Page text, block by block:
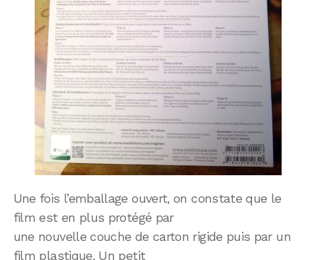
Une fois l’emballage ouvert, on constate que le
film est en plus protégé par
une nouvelle couche de carton rigide puis par un
film plastique. Un petit